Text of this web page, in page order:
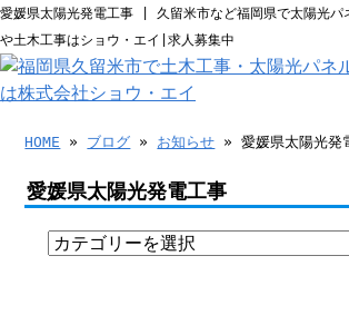
愛媛県太陽光発電工事 | 久留米市など福岡県で太陽光パ
や土木工事はショウ・エイ|求人募集中
HOME » ブログ » お知らせ » 愛媛県太陽光発
愛媛県太陽光発電工事